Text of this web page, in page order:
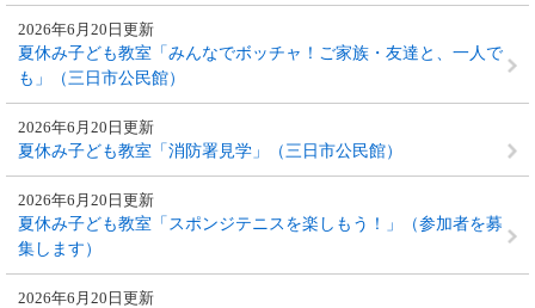
夏休み子ども教室「みんなでボッチャ！ご家族・友達と、一人で
も」（三日市公民館）
2026年6月20日更新
夏休み子ども教室「消防署見学」（三日市公民館）
2026年6月20日更新
夏休み子ども教室「スポンジテニスを楽しもう！」（参加者を募
集します）
2026年6月20日更新
2026年6月20日更新